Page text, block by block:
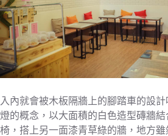
入內就會被木板隔牆上的腳踏車的設
燈的概念，以大面積的白色造型磚牆
椅，搭上另一面漆青草綠的牆，地方